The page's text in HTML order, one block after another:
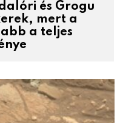
és Grogu
mert a
a teljes